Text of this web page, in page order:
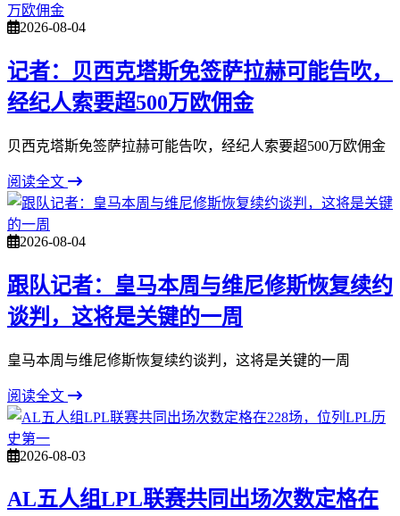
2026-08-04
记者：贝西克塔斯免签萨拉赫可能告吹，
经纪人索要超500万欧佣金
贝西克塔斯免签萨拉赫可能告吹，经纪人索要超500万欧佣金
阅读全文
2026-08-04
跟队记者：皇马本周与维尼修斯恢复续约
谈判，这将是关键的一周
皇马本周与维尼修斯恢复续约谈判，这将是关键的一周
阅读全文
2026-08-03
AL五人组LPL联赛共同出场次数定格在